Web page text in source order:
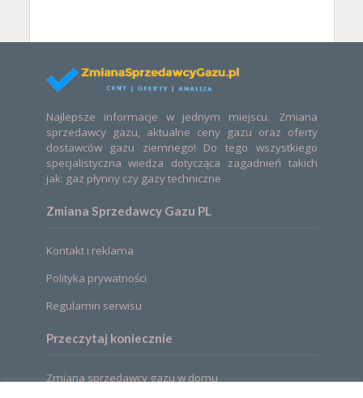
Najlepsze informacje w jednym miejscu. Zmiana
sprzedawcy gazu, aktualne ceny gazu oraz oferty
dostawców gazu ziemnego! Do tego wszystkiego
specjalistyczna wiedza dotycząca zagadnień takich
jak: gaz płynny czy gazy techniczne
Zmiana Sprzedawcy Gazu PL
Kontakt i reklama
Polityka prywatności
Regulamin serwisu
Przeczytaj koniecznie
Zmiana sprzedawcy gazu w domu